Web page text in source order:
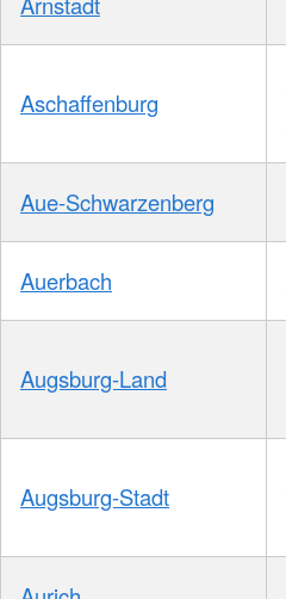
Aschaffenburg
Aue-Schwarzenberg
Auerbach
Augsburg-Land
Augsburg-Stadt